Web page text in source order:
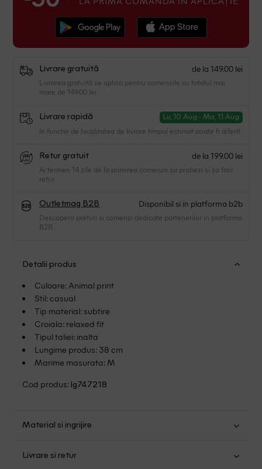
Livrare gratuită de la 149.00 lei
Livrarea gratuită se aplica pentru comenzile cu totalul mai
mare de 149.00 lei
Livrare rapidă Lu, 10 Aug - Ma, 11 Aug
In functie de localitatea de livrare timpul estimat poate fi diferit.
Retur gratuit de la 199.00 lei
Ai termen 14 zile de la primirea comenzii sa probezi si sa faci
retur.
Outletmag B2B Disponibil si in platforma b2b
Descopera preturi si comenzi dedicate partenerilor in platforma
B2B.
Detalii produs
Culoare: Animal print
Stil: casual
Tip material: subtire
Croiala: relaxed fit
Tipul taliei: inalta
Lungime produs: 38 cm
Marime masurata: M
Cod produs: lg747218
Material si ingrijire
Livrare si retur